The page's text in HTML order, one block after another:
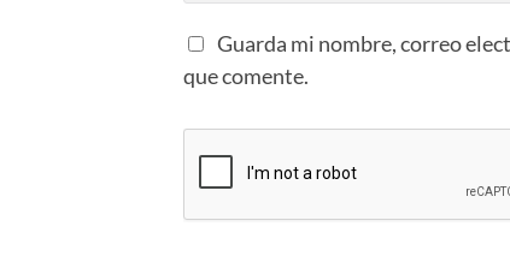
Guarda mi nombre, correo
que comente.